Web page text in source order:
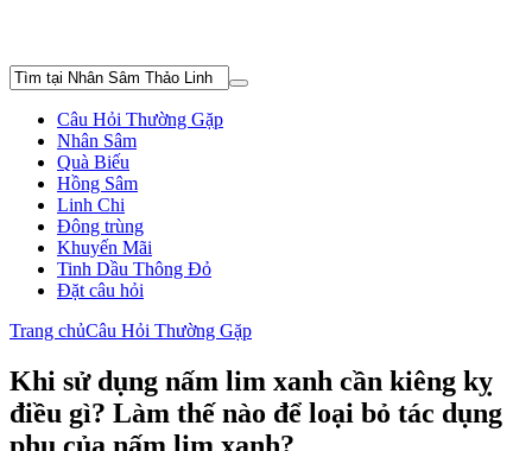
Câu Hỏi Thường Gặp
Nhân Sâm
Quà Biếu
Hồng Sâm
Linh Chi
Đông trùng
Khuyến Mãi
Tinh Dầu Thông Đỏ
Đặt câu hỏi
Trang chủCâu Hỏi Thường Gặp
Khi sử dụng nấm lim xanh cần kiêng kỵ
điều gì? Làm thế nào để loại bỏ tác dụng